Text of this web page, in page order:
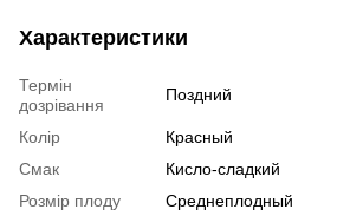
Характеристики
Термін
дозрівання
Поздний
Колір
Красный
Смак
Кисло-сладкий
Розмір плоду
Среднеплодный